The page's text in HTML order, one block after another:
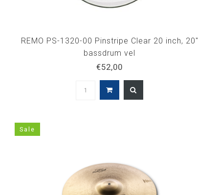
REMO PS-1320-00 Pinstripe Clear 20 inch, 20"
bassdrum vel
€52,00
Sale